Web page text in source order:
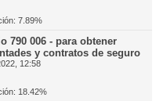
7.89%
790 006 - para obtener
y contratos de seguro
12:58
18.42%